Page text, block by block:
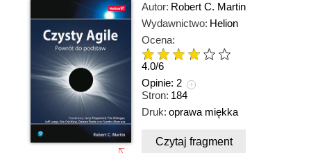
Autor: Robert C. Martin
Wydawnictwo: Helion
Ocena:
4.0/6
Opinie: 2
Stron: 184
Druk: oprawa miękka
Czytaj fragment